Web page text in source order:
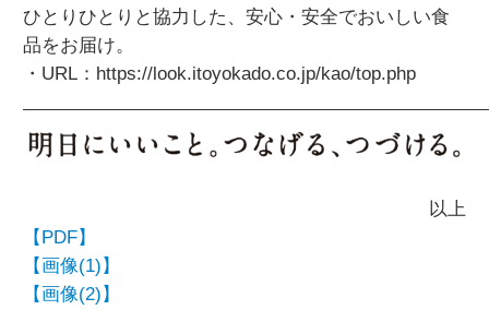
ひとりひとりと協力した、安心・安全でおいしい食
品をお届け。
・URL：https://look.itoyokado.co.jp/kao/top.php
以上
【PDF】
【画像(1)】
【画像(2)】